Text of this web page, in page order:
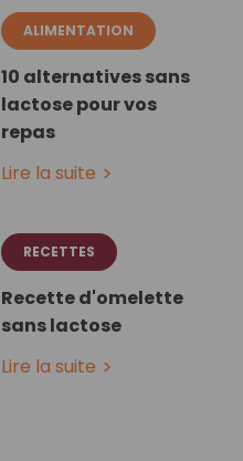
ALIMENTATION
10 alternatives sans
lactose pour vos
repas
Lire la suite
RECETTES
Recette d'omelette
sans lactose
Lire la suite